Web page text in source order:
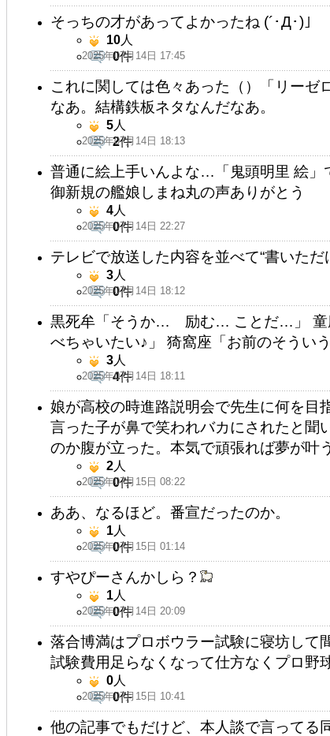
そっちの才があってよかったね (´･Д･)」
2025年07月14日 17:45
10人
0件
これに関しては色々あった（）「リーゼ
なあ。結構鉄板ネタなんだなあ。
2025年07月14日 18:13
5人
2件
普通に絵上手いんよな…「鬼頭明里 絵」
御新規の艦娘しまね丸の声ありがとう
2025年07月14日 22:27
4人
0件
テレビで放送した内容を並べて“書いた
2025年07月14日 18:12
3人
0件
黒死牟「そうか… 励む… ことだ…」 童
べちゃいたい♪」 猗窩座「お前のそうい
2025年07月14日 18:11
3人
4件
娘が高校の時進路説明会で先生に何を目
言った子が鼻で笑われバカにされたと聞
のか腹が立った。本気で頑張れば夢が叶
2025年07月15日 08:22
2人
0件
ああ、なるほど。番宣だったのか。
2025年07月15日 01:14
1人
0件
すやぴーさんかしら？
2025年07月14日 20:09
1人
0件
落合博満はプロボウラー試験に寝坊して
試験費用足らなくなって仕方なくプロ野
2025年07月15日 10:41
0人
0件
他の記事でもだけど、本人談で言ってる